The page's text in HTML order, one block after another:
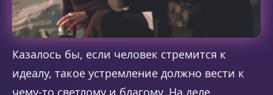
Казалось бы, если человек стремится к
идеалу, такое устремление должно вести к
чему-то светлому и благому. На деле